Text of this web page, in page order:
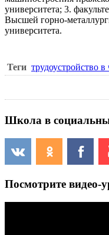
университета; 3.
Высшей горно-
университета.
Теги трудоустройство в
Школа в
Посмотрите видео-